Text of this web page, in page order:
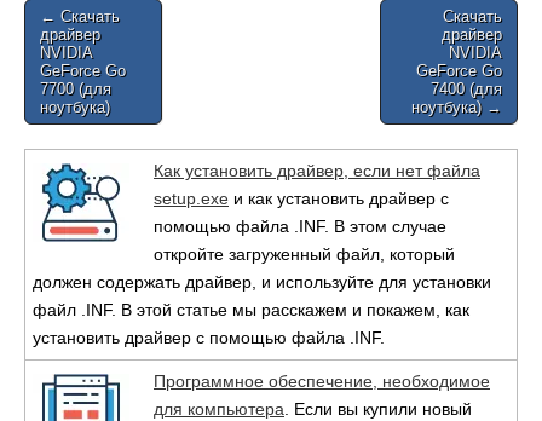
Post
navigation
← Скачать
драйвер
NVIDIA
GeForce Go
7700 (для
ноутбука)
Скачать
драйвер
NVIDIA
GeForce Go
7400 (для
ноутбука) →
Как установить драйвер, если нет файла
setup.exe и как установить драйвер с
помощью файла .INF. В этом случае
откройте загруженный файл, который
должен содержать драйвер, и используйте для установки
файл .INF. В этой статье мы расскажем и покажем, как
установить драйвер с помощью файла .INF.
Программное обеспечение, необходимое
для компьютера. Если вы купили новый